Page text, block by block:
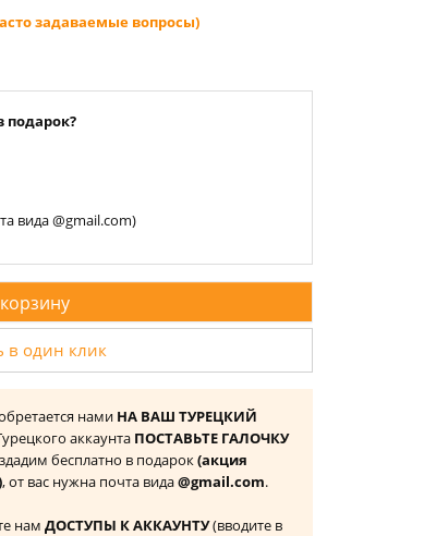
задаваемые вопросы)
подарок?
вида @gmail.com)
в один клик
нами НА ВАШ ТУРЕЦКИЙ
аккаунта ПОСТАВЬТЕ ГАЛОЧКУ
бесплатно в подарок(акция
, от вас нужна почта вида@gmail.com.
нам ДОСТУПЫ К АККАУНТУ(вводите в